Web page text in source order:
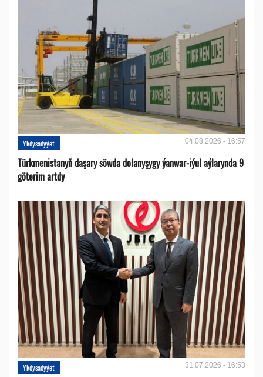
Ykdysadyýet 04.08.2026 - 16:57
Türkmenistanyň daşary söwda dolanyşygy ýanwar-iýul aýlarynda 9
göterim artdy
Ykdysadyýet 31.07.2026 - 16:53